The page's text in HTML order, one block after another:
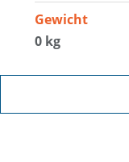
Gewicht
0 kg